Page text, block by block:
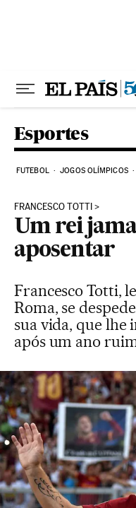
Esportes
FUTEBOL JOGOS OLÍMPICOS
FRANCESCO TOTTI
Um rei
aposentar
Francesco Totti,
Roma, se
sua vida, que lhe
após um ano